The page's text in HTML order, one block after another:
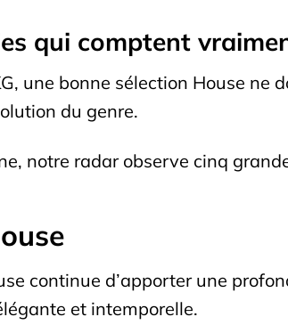
qui comptent
une bonne sélection House
du genre.
notre radar observe cinq
continue d’apporter une
et intemporelle.